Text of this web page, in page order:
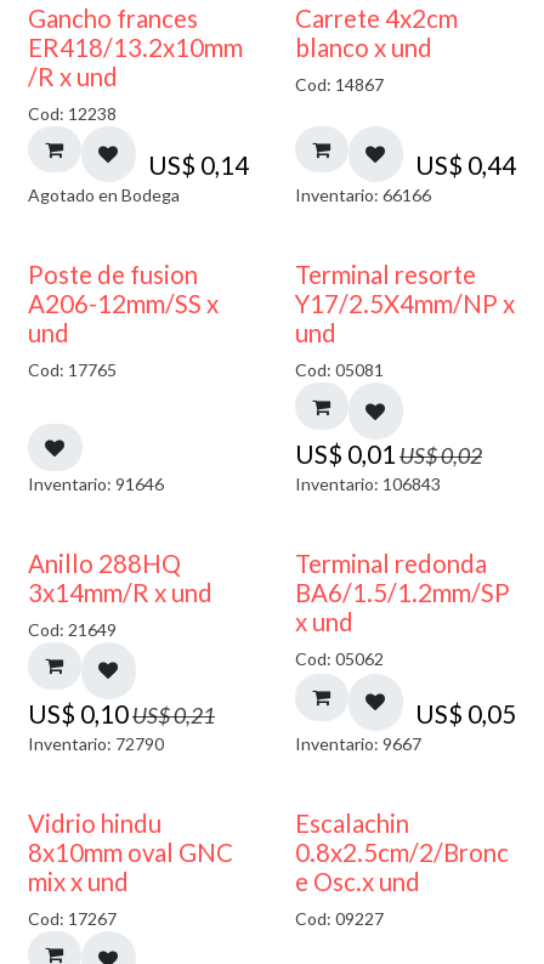
AGOTADO
Gancho frances
ER418/13.2x10mm
/R x und
Cod: 12238
US$ 0,14
Agotado en Bodega
Carrete 4x2cm
blanco x und
Cod: 14867
US$ 0,44
Inventario: 66166
Poste de fusion
A206-12mm/SS x
und
Cod: 17765
Inventario: 91646
50% DESCUENTO
Terminal resorte
Y17/2.5X4mm/NP x
und
Cod: 05081
US$ 0,01 US$0,02
Inventario: 106843
50% DESCUENTO
Anillo 288HQ
3x14mm/R x und
Cod: 21649
US$ 0,10US$0,21
Inventario: 72790
Terminal redonda
BA6/1.5/1.2mm/SP
x und
Cod: 05062
US$ 0,05
Inventario: 9667
50% DESCUENTO
Vidrio hindu
8x10mm oval GNC
mix x und
Cod: 17267
Escalachin
0.8x2.5cm/2/Bronc
e Osc.x und
Cod: 09227